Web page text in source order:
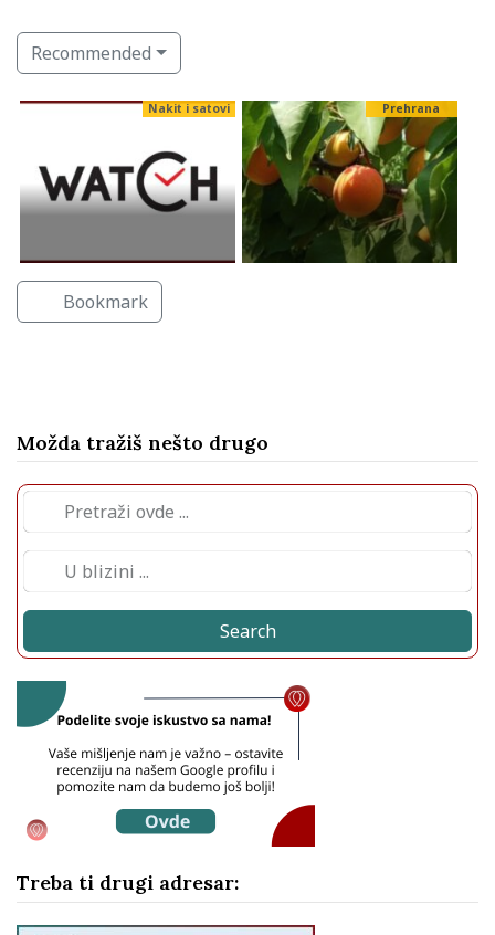
Recommended
Nakit i satovi Prehrana
Bookmark
Možda tražiš nešto drugo
Search
Treba ti drugi adresar: